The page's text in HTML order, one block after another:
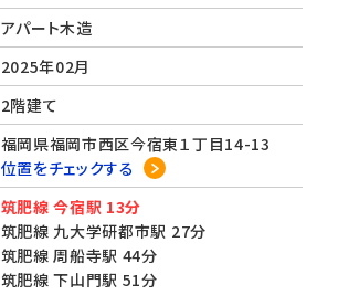
アパート木造
2025年02月
2階建て
福岡県福岡市西区今宿東１丁目14-13
位置をチェックする
筑肥線 今宿駅 13分
筑肥線 九大学研都市駅 27分
筑肥線 周船寺駅 44分
筑肥線 下山門駅 51分